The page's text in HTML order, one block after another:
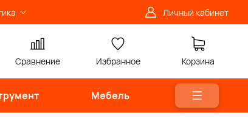
Личный кабинет
Сравнение Избранное Корзина
Мебель